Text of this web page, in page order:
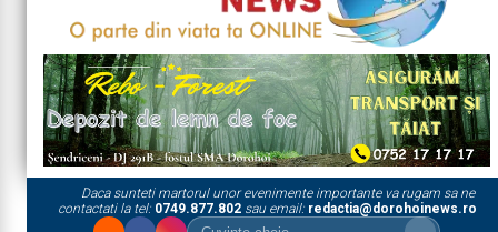
Daca sunteti martorul unor evenimente importante va rugam sa ne
contactati la tel: 0749.877.802sau email: redactia@dorohoinews.ro